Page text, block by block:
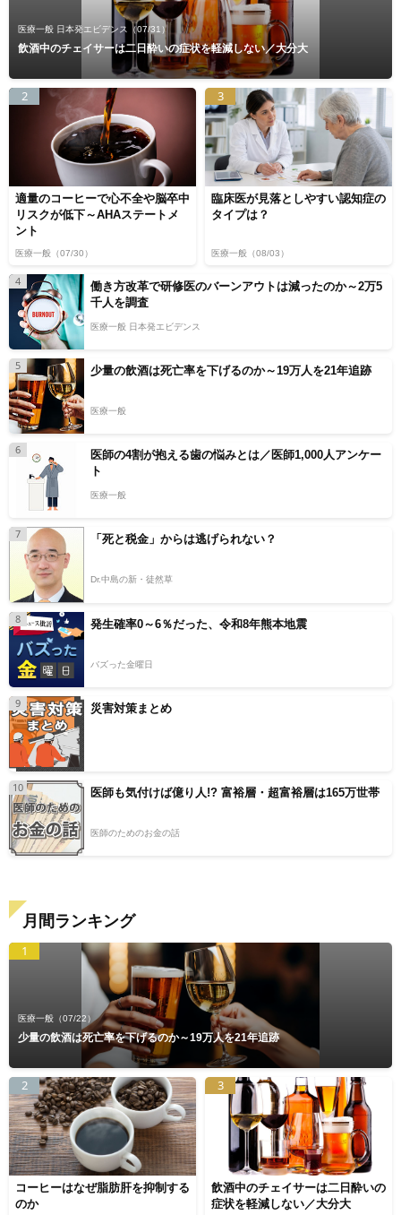
医療一般 日本発エビデンス （07/31）
飲酒中のチェイサーは二日酔いの症状を軽減しない／大分大
2
適量のコーヒーで心不全や脳卒中
リスクが低下～AHAステートメ
ント
医療一般 （07/30）
3
臨床医が見落としやすい認知症の
タイプは？
医療一般 （08/03）
4
働き方改革で研修医のバーンアウトは減ったのか～2万5
千人を調査
医療一般 日本発エビデンス
5 少量の飲酒は死亡率を下げるのか～19万人を21年追跡
医療一般
6
医師の4割が抱える歯の悩みとは／医師1,000人アンケー
ト
医療一般
7 「死と税金」からは逃げられない？
Dr.中島の新・徒然草
8 発生確率0～6％だった、令和8年熊本地震
バズった金曜日
9 災害対策まとめ
10 医師も気付けば億り人!? 富裕層・超富裕層は165万世帯
医師のためのお金の話
月間ランキング
1
医療一般 （07/22）
少量の飲酒は死亡率を下げるのか～19万人を21年追跡
2
コーヒーはなぜ脂肪肝を抑制する
のか
3
飲酒中のチェイサーは二日酔いの
症状を軽減しない／大分大